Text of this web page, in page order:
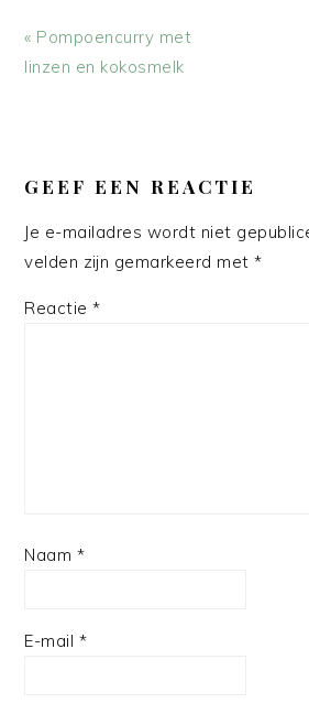
Vorig
bericht:
« Pompoencurry met
linzen en kokosmelk
INTERACTIES
GEEF EEN REACTIE
Je e-mailadres wordt niet
velden zijn gemarkeerd met*
Reactie*
Naam *
E-mail *